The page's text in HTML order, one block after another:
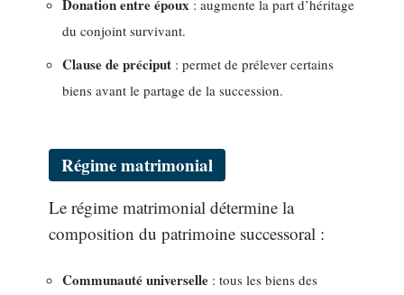
Donation entre époux : augmente la part d’héritage
du conjoint survivant.
Clause de préciput : permet de prélever certains
biens avant le partage de la succession.
Régime matrimonial
Le régime matrimonial détermine la
composition du patrimoine successoral :
Communauté universelle : tous les biens des